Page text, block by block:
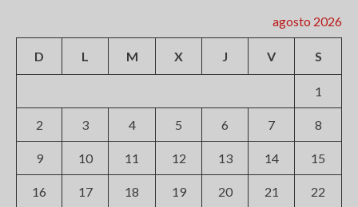
agosto 2026
D L M X J V S
1
2 3 4 5 6 7 8
9 10 11 12 13 14 15
16 17 18 19 20 21 22